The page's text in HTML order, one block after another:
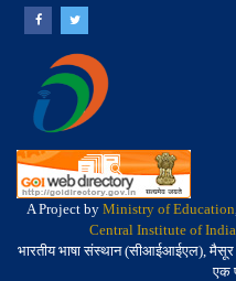
A Project by Ministry of Education
Central Institute of
भारतीय भाषा संस्थान (सीआईआईएल), मैसूर
एक